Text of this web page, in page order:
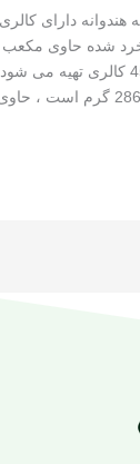
خرد شده حاوی
آن 152 گرم است ، بدن 45.6